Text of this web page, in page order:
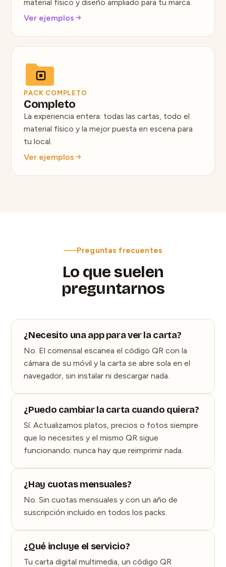
material físico y diseño ampliado para tu marca.
Ver ejemplos
PACK COMPLETO
Completo
La experiencia entera: todas las cartas, todo el
material físico y la mejor puesta en escena para
tu local.
Ver ejemplos
Preguntas frecuentes
Lo que suelen
preguntarnos
¿Necesito una app para ver la carta?
No. El comensal escanea el código QR con la
cámara de su móvil y la carta se abre sola en el
navegador, sin instalar ni descargar nada.
¿Puedo cambiar la carta cuando quiera?
Sí. Actualizamos platos, precios o fotos siempre
que lo necesites y el mismo QR sigue
funcionando: nunca hay que reimprimir nada.
¿Hay cuotas mensuales?
No. Sin cuotas mensuales y con un año de
suscripción incluido en todos los packs.
¿Qué incluye el servicio?
Tu carta digital multimedia, un código QR